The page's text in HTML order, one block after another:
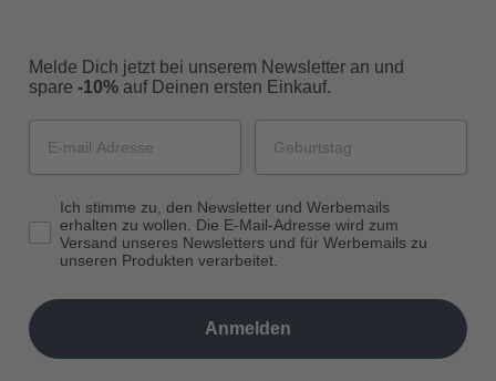
Melde Dich jetzt bei unserem Newsletter an und
spare -10% auf Deinen ersten Einkauf.
Ich stimme zu, den Newsletter und Werbemails
erhalten zu wollen. Die E-Mail-Adresse wird zum
Versand unseres Newsletters und für Werbemails zu
unseren Produkten verarbeitet.
Anmelden